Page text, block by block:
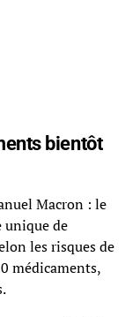
bientôt
Macron : le
unique de
les risques de
médicaments,